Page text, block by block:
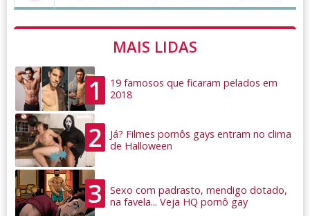
MAIS LIDAS
1
19 famosos que ficaram pelados em
2018
2
Já? Filmes pornôs gays entram no clima
de Halloween
3
Sexo com padrasto, mendigo dotado,
na favela... Veja HQ pornô gay